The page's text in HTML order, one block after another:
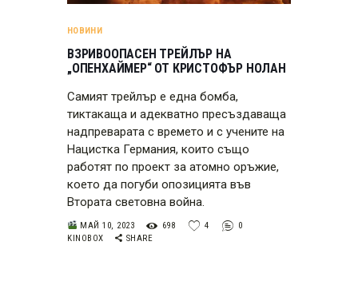
НОВИНИ
ВЗРИВООПАСЕН ТРЕЙЛЪР НА
„ОПЕНХАЙМЕР“ ОТ КРИСТОФЪР НОЛАН
Самият трейлър е една бомба,
тиктакаща и адекватно пресъздаваща
надпреварата с времето и с учените на
Нацистка Германия, които също
работят по проект за атомно оръжие,
което да погуби опозицията във
Втората световна война.
МАЙ 10, 2023 698 4
0
KINOBOX
SHARE